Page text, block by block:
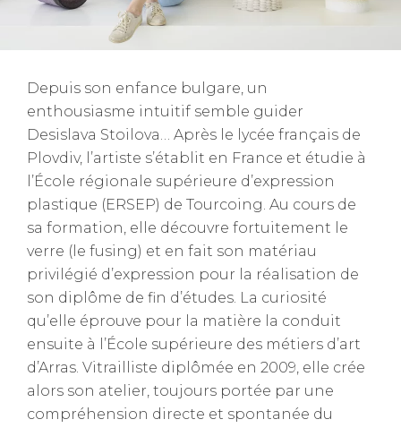
Depuis son enfance bulgare, un
enthousiasme intuitif semble guider
Desislava Stoilova… Après le lycée français de
Plovdiv, l’artiste s’établit en France et étudie à
l’École régionale supérieure d’expression
plastique (ERSEP) de Tourcoing. Au cours de
sa formation, elle découvre fortuitement le
verre (le fusing) et en fait son matériau
privilégié d’expression pour la réalisation de
son diplôme de fin d’études. La curiosité
qu’elle éprouve pour la matière la conduit
ensuite à l’École supérieure des métiers d’art
d’Arras. Vitrailliste diplômée en 2009, elle crée
alors son atelier, toujours portée par une
compréhension directe et spontanée du